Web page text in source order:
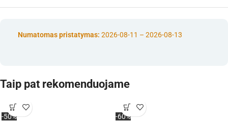
Numatomas pristatymas: 2026-08-11 – 2026-08-13
Taip pat rekomenduojame
-50%
-60%